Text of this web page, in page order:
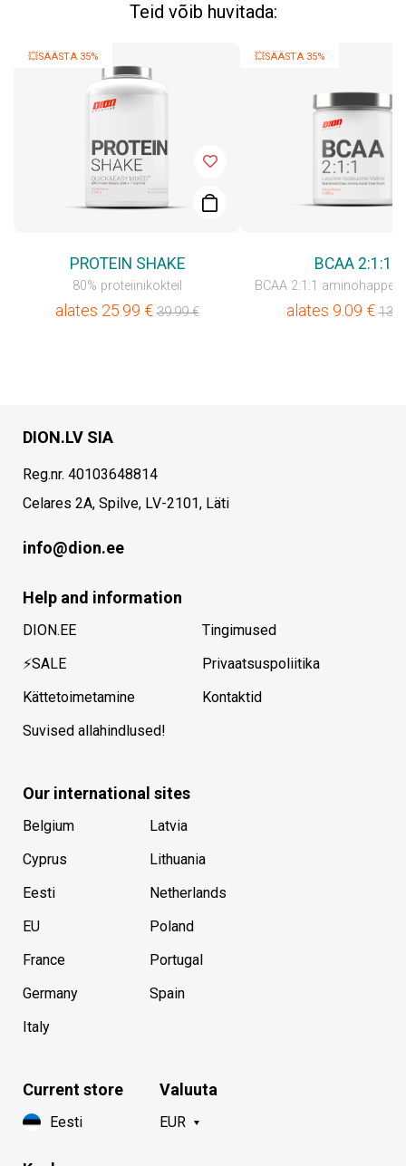
Teid võib huvitada:
💥SÄÄSTA 35%
PROTEIN SHAKE
80% proteiinikokteil
alates 25.99 €39.99€
💥SÄÄSTA 35%
BCAA 2:1:1
BCAA 2:1:1
alates 9.09 €
DION.LV SIA
Reg.nr. 40103648814
Celares 2A, Spilve, LV-2101, Läti
info@dion.ee
Help and information
DION.EE
⚡SALE
Kättetoimetamine
Suvised allahindlused!
Tingimused
Privaatsuspoliitika
Kontaktid
Our international sites
Belgium
Cyprus
Eesti
EU
France
Germany
Italy
Latvia
Lithuania
Netherlands
Poland
Portugal
Spain
Current store
Eesti
Valuuta
EUR